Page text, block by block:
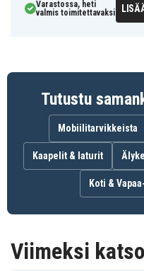
Tuotenro
Väri
Materiaali
Varastossa, heti
valmis toimitettavaksi
Tutustu
Mobiilitarvikkeista
Kaapelit & laturit
Koti &
Viimeksi